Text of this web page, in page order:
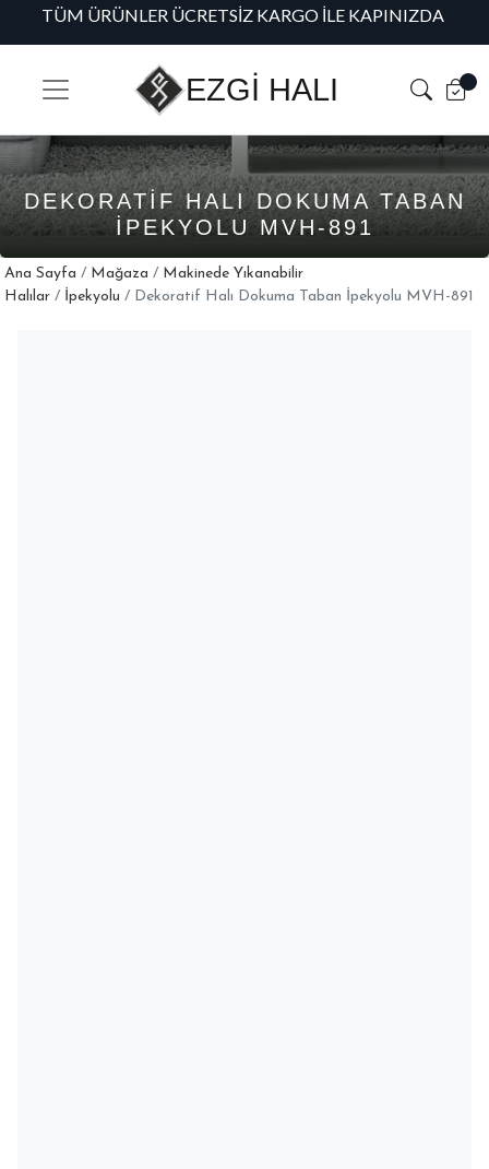
TÜM ÜRÜNLER ÜCRETSIZ KARGO İLE KAPINIZDA
EZGİ HALI
DEKORATIF HALI DOKUMA TABAN
İPEKYOLU MVH-891
Ana Sayfa / Mağaza / Makinede Yıkanabilir
Halılar / İpekyolu / Dekoratif Halı Dokuma Taban İpekyolu MVH-891